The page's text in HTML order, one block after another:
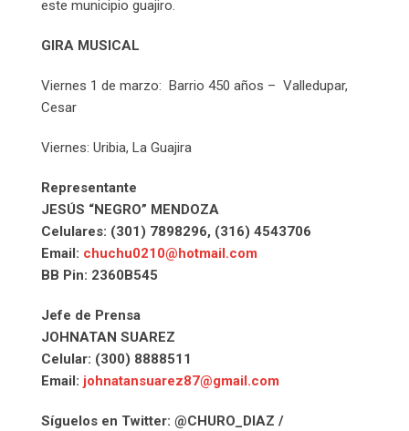
este municipio guajiro.
GIRA MUSICAL
Viernes 1 de marzo: Barrio 450 años – Valledupar,
Cesar
Viernes: Uribia, La Guajira
Representante
JESÚS “NEGRO” MENDOZA
Celulares: (301) 7898296, (316) 4543706
Email: chuchu0210@hotmail.com
BB Pin: 2360B545
Jefe de Prensa
JOHNATAN SUAREZ
Celular: (300) 8888511
Email: johnatansuarez87@gmail.com
Síguelos en Twitter: @CHURO_DIAZ /